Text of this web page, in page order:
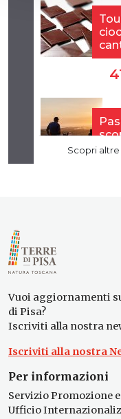
Vuoi aggiornamenti
di Pisa?
Iscriviti alla nostra
Iscriviti alla nostra
Per informazioni
Servizio Promozione
Ufficio